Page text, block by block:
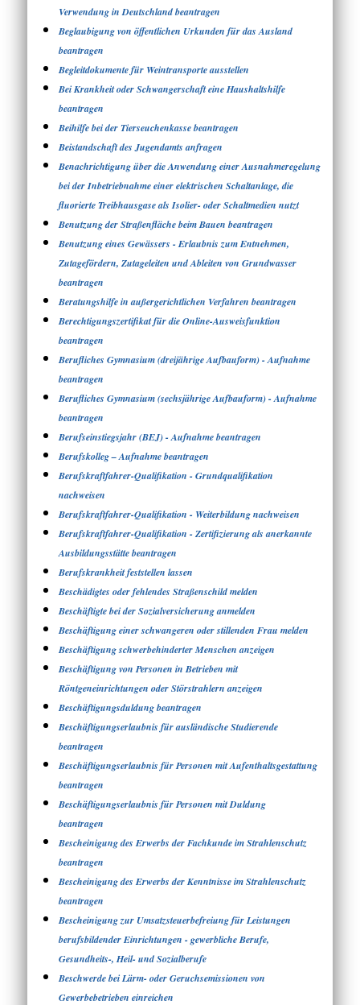
Verwendung in Deutschland beantragen
Beglaubigung von öffentlichen Urkunden für das Ausland
beantragen
Begleitdokumente für Weintransporte ausstellen
Bei Krankheit oder Schwangerschaft eine Haushaltshilfe
beantragen
Beihilfe bei der Tierseuchenkasse beantragen
Beistandschaft des Jugendamts anfragen
Benachrichtigung über die Anwendung einer Ausnahmeregelung
bei der Inbetriebnahme einer elektrischen Schaltanlage, die
fluorierte Treibhausgase als Isolier- oder Schaltmedien nutzt
Benutzung der Straßenfläche beim Bauen beantragen
Benutzung eines Gewässers - Erlaubnis zum Entnehmen,
Zutagefördern, Zutageleiten und Ableiten von Grundwasser
beantragen
Beratungshilfe in außergerichtlichen Verfahren beantragen
Berechtigungszertifikat für die Online-Ausweisfunktion
beantragen
Berufliches Gymnasium (dreijährige Aufbauform) - Aufnahme
beantragen
Berufliches Gymnasium (sechsjährige Aufbauform) - Aufnahme
beantragen
Berufseinstiegsjahr (BEJ) - Aufnahme beantragen
Berufskolleg – Aufnahme beantragen
Berufskraftfahrer-Qualifikation - Grundqualifikation
nachweisen
Berufskraftfahrer-Qualifikation - Weiterbildung nachweisen
Berufskraftfahrer-Qualifikation - Zertifizierung als anerkannte
Ausbildungsstätte beantragen
Berufskrankheit feststellen lassen
Beschädigtes oder fehlendes Straßenschild melden
Beschäftigte bei der Sozialversicherung anmelden
Beschäftigung einer schwangeren oder stillenden Frau melden
Beschäftigung schwerbehinderter Menschen anzeigen
Beschäftigung von Personen in Betrieben mit
Röntgeneinrichtungen oder Störstrahlern anzeigen
Beschäftigungsduldung beantragen
Beschäftigungserlaubnis für ausländische Studierende
beantragen
Beschäftigungserlaubnis für Personen mit Aufenthaltsgestattung
beantragen
Beschäftigungserlaubnis für Personen mit Duldung
beantragen
Bescheinigung des Erwerbs der Fachkunde im Strahlenschutz
beantragen
Bescheinigung des Erwerbs der Kenntnisse im Strahlenschutz
beantragen
Bescheinigung zur Umsatzsteuerbefreiung für Leistungen
berufsbildender Einrichtungen - gewerbliche Berufe,
Gesundheits-, Heil- und Sozialberufe
Beschwerde bei Lärm- oder Geruchsemissionen von
Gewerbebetrieben einreichen